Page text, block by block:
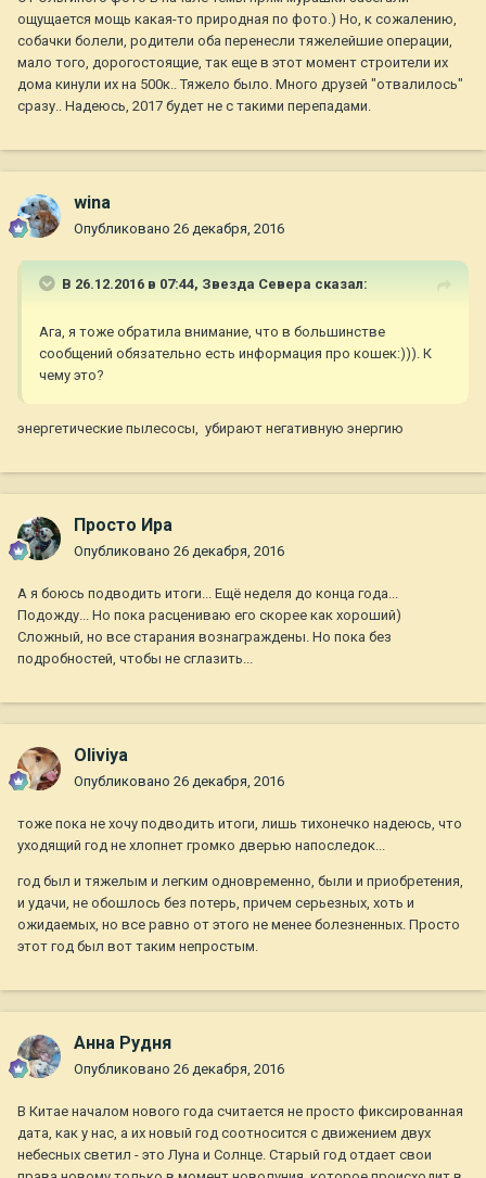
ощущается мощь какая-то природная по фото.) Но, к сожалению,
собачки болели, родители оба перенесли тяжелейшие операции,
мало того, дорогостоящие, так еще в этот момент строители их
дома кинули их на 500к.. Тяжело было. Много друзей "отвалилось"
сразу.. Надеюсь, 2017 будет не с такими перепадами.
wina
Опубликовано 26 декабря, 2016
В 26.12.2016 в 07:44, Звезда Севера сказал:
Ага, я тоже обратила внимание, что в большинстве
сообщений обязательно есть информация про кошек:))). К
чему это?
энергетические пылесосы, убирают негативную энергию
Просто Ира
Опубликовано 26 декабря, 2016
А я боюсь подводить итоги... Ещё неделя до конца года...
Подожду... Но пока расцениваю его скорее как хороший)
Сложный, но все старания вознаграждены. Но пока без
подробностей, чтобы не сглазить...
Oliviya
Опубликовано 26 декабря, 2016
тоже пока не хочу подводить итоги, лишь тихонечко надеюсь, что
уходящий год не хлопнет громко дверью напоследок...
год был и тяжелым и легким одновременно, были и приобретения,
и удачи, не обошлось без потерь, причем серьезных, хоть и
ожидаемых, но все равно от этого не менее болезненных. Просто
этот год был вот таким непростым.
Анна Рудня
Опубликовано 26 декабря, 2016
В Китае началом нового года считается не просто фиксированная
дата, как у нас, а их новый год соотносится с движением двух
небесных светил - это Луна и Солнце. Старый год отдает свои